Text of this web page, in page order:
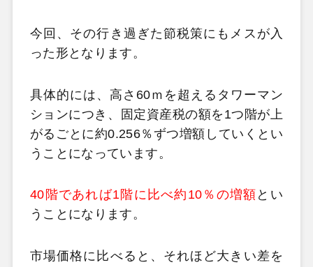
今回、その行き過ぎた節税策にもメスが入
った形となります。
具体的には、高さ 60ｍを超えるタワーマン
ションにつき、固定資産税の額を 1つ階が上
がるごとに約0.256％ずつ増額していくとい
うことになっています。
40 階であれば1階に比べ約 10 ％の増額 とい
うことになります。
市場価格に比べると、それほど大きい差を